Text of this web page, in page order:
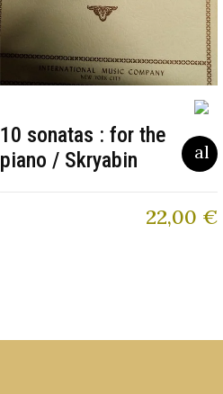
10 sonatas : for the
piano / Skryabin
22,00 €